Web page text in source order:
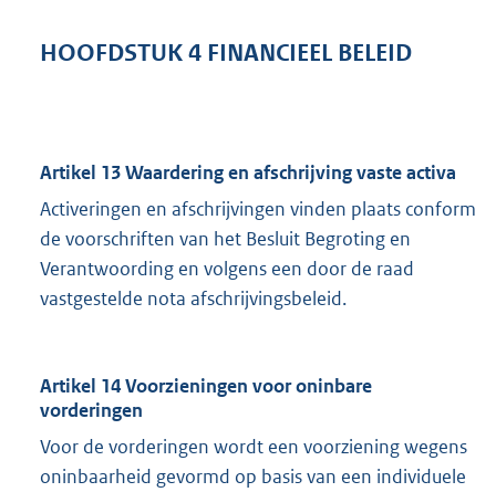
HOOFDSTUK 4 FINANCIEEL BELEID
Artikel 13 Waardering en afschrijving vaste activa
Activeringen en afschrijvingen vinden plaats conform
de voorschriften van het Besluit Begroting en
Verantwoording en volgens een door de raad
vastgestelde nota afschrijvingsbeleid.
Artikel 14 Voorzieningen voor oninbare
vorderingen
Voor de vorderingen wordt een voorziening wegens
oninbaarheid gevormd op basis van een individuele